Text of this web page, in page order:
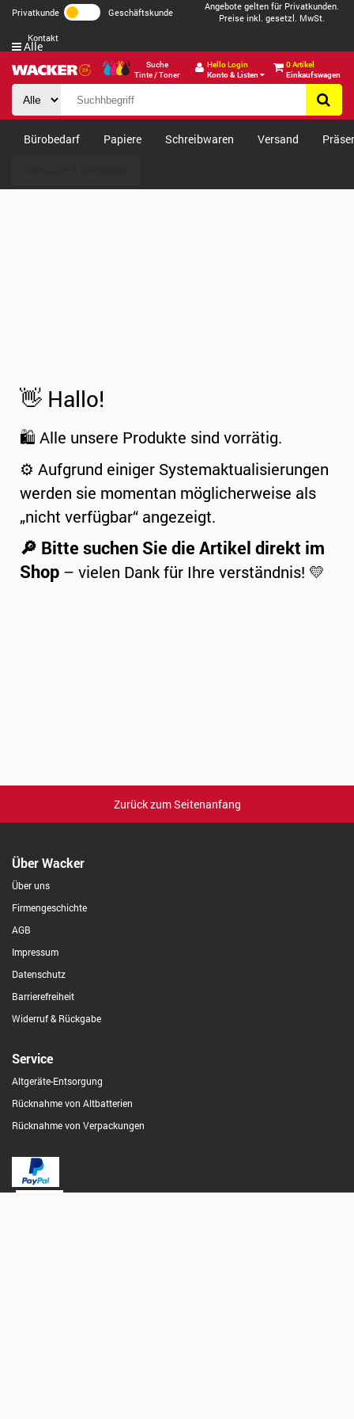
Privatkunde Geschäftskunde
Angebote gelten für Privatkunden.
Preise inkl. gesetzl. MwSt.
Kontakt
Suche
Tinte / Toner
Hello Login
Konto & Listen
0 Artikel
Einkaufswagen
Alle
Bürobedarf Papiere Schreibwaren Versand
👋 Hallo!
🛍️ Alle unsere Produkte sind vorrätig.
⚙️ Aufgrund einiger Systemaktualisierungen
werden sie momentan möglicherweise als
„nicht verfügbar“ angezeigt.
🔎 Bitte suchen Sie die Artikel direkt im
Shop – vielen Dank für Ihre verständnis! 💛
Zurück zum Seitenanfang
Über Wacker
Über uns
Firmengeschichte
AGB
Impressum
Datenschutz
Barrierefreiheit
Widerruf & Rückgabe
Service
Altgeräte-Entsorgung
Rücknahme von Altbatterien
Rücknahme von Verpackungen